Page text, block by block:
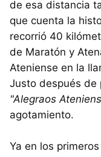
de esa distancia
que cuenta la
recorrió 40
de Maratón y
Ateniense en la
Justo después de
"Alegraos
agotamiento.
Ya en los